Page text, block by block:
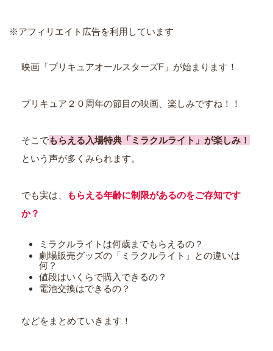
※アフィリエイト広告を利用しています
映画「プリキュアオールスターズF」が始まります！
プリキュア２０周年の節目の映画、楽しみですね！！
そこでもらえる入場特典「ミラクルライト」が楽しみ！
という声が多くみられます。
でも実は、
もらえる年齢に制限があるのをご存知です
か？
ミラクルライトは何歳までもらえるの？
劇場販売グッズの「ミラクルライト」との違いは
何？
値段はいくらで購入できるの？
電池交換はできるの？
などをまとめていきます！